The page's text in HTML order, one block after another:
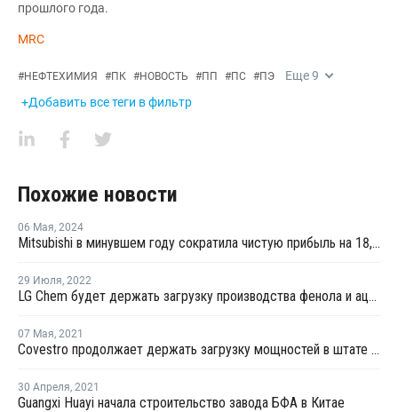
прошлого года.
MRC
#НЕФТЕХИМИЯ #ПК #НОВОСТЬ #ПП #ПС #ПЭ Еще9
+Добавить все теги в фильтр
Похожие новости
06 Мая, 2024
Mitsubishi в минувшем году сократила чистую прибыль на 18,4%
29 Июля, 2022
LG Chem будет держать загрузку производства фенола и ацетона в Даэсане на уровне 90%
07 Мая, 2021
Covestro продолжает держать загрузку мощностей в штате Техас сниженной
30 Апреля, 2021
Guangxi Huayi начала строительство завода БФА в Китае